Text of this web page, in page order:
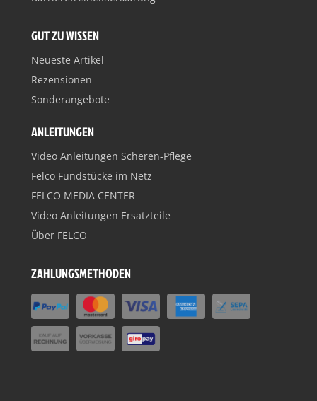
GUT ZU WISSEN
Neueste Artikel
Rezensionen
Sonderangebote
ANLEITUNGEN
Video Anleitungen Scheren-Pflege
Felco Fundstücke im Netz
FELCO MEDIA CENTER
Video Anleitungen Ersatzteile
Über FELCO
ZAHLUNGSMETHODEN